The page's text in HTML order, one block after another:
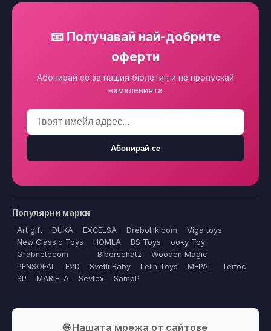
📧 Получавай най-добрите
оферти
Абонирай се за нашия бюлетин и не пропускай
намаленията
Абонирай се
Популярни марки
Art gift DUKA EXCELSA Dreboliikicom
Viga toys
New Classic Toys
HOMLA BS Toys
ooky Toy
Grabnetecom
Biberschatz
Wooden Magic
PENSOFAL
F2D Svetli Baby Lelin Toys MEPAL
Teifoc
SP
MARIELA Sevtex SampP
🌐 Нашата мрежа от сайтове